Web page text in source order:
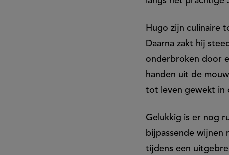
Hugo zijn culinaire
Daarna zakt hij
onderbroken door
handen uit de
tot leven gewekt in
Gelukkig is er nog
bijpassende wijnen
tijdens een